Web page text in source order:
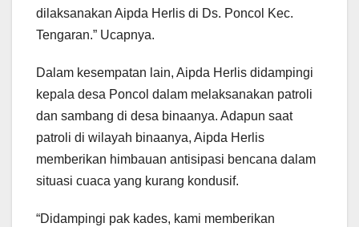
dilaksanakan Aipda Herlis di Ds. Poncol Kec.
Tengaran.” Ucapnya.
Dalam kesempatan lain, Aipda Herlis didampingi
kepala desa Poncol dalam melaksanakan patroli
dan sambang di desa binaanya. Adapun saat
patroli di wilayah binaanya, Aipda Herlis
memberikan himbauan antisipasi bencana dalam
situasi cuaca yang kurang kondusif.
“Didampingi pak kades, kami memberikan